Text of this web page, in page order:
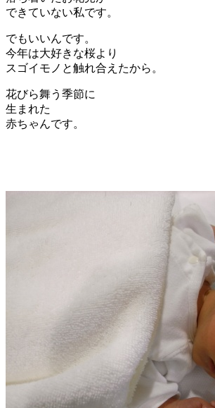
できていない私です。
でもいいんです。
今年は大好きな桜より
スゴイモノと触れ合えたから。
花びら舞う季節に
生まれた
赤ちゃんです。